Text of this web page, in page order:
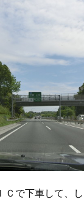
Ｃで下車して、